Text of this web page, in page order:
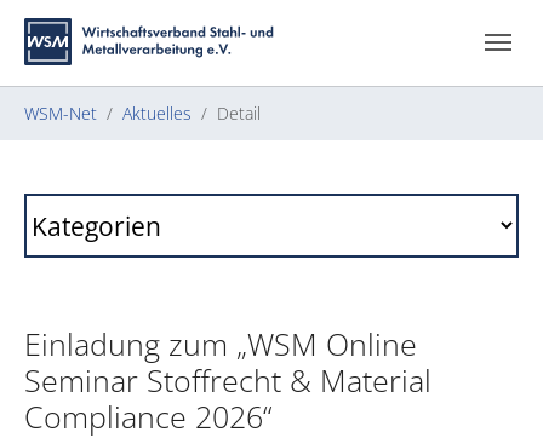
Zum Hauptinhalt springen
Skip to page footer
Sie sind hier:
WSM-Net Aktuelles Detail
Einladung zum „WSM Online
Seminar Stoffrecht & Material
Compliance 2026“